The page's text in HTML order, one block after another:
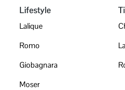
Lifestyle
Lalique
Romo
Giobagnara
Moser